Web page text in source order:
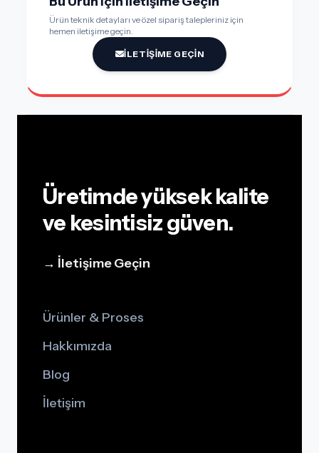
Ürün teknik detayları ve özel sipariş talepleriniz için
hemen iletişime geçin.
İLETIŞIME GEÇIN
Üretimde yüksek kalite
ve kesintisiz güven.
→ İletişime Geçin
Ürünler & Proses
Hakkımızda
Blog
İletişim